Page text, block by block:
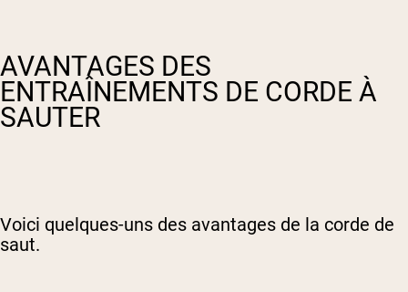
AVANTAGES DES
ENTRAÎNEMENTS DE CORDE À
SAUTER
Voici quelques-uns des avantages de la corde de
saut.